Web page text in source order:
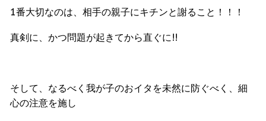
1番大切なのは、相手の親子にキチンと謝ること！！！
真剣に、かつ問題が起きてから直ぐに!!
そして、なるべく我が子のおイタを未然に防ぐべく、細
心の注意を施し